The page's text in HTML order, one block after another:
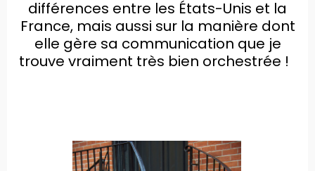
différences entre les États-Unis et la
France, mais aussi sur la manière dont
elle gère sa communication que je
trouve vraiment très bien orchestrée !